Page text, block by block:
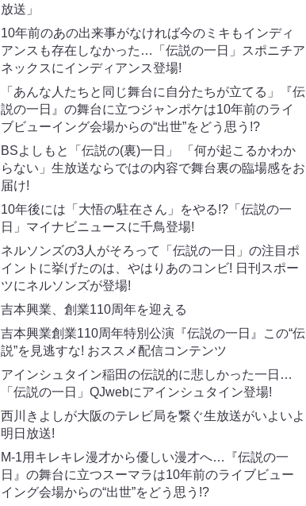
放送」
10年前のあの出来事がなければ今のミキもインディ
アンスも存在しなかった…「伝説の一日」スポニチア
ネックスにインディアンス登場!
「あんな人たちと同じ舞台に自分たちが立てる」『伝
説の一日』の舞台に立つジャンポケは10年前のライ
ブビューイング会場からの“出世”をどう思う!?
BSよしもと「伝説の(裏)一日」 「何が起こるかわか
らない」生放送ならではの内容で舞台裏の臨場感をお
届け!
10年後には「大悟の駐在さん」をやる!?「伝説の一
日」マイナビニュースに千鳥登場!
ネルソンズの3人がそろって「伝説の一日」の注目ポ
イントに挙げたのは、やはりあのコンビ! 日刊スポー
ツにネルソンズが登場!
吉本興業、創業110周年を迎える
吉本興業創業110周年特別公演『伝説の一日』この“伝
説”を見逃すな! おススメ配信コンテンツ
アインシュタイン稲田の伝説的に悲しかった一日…
「伝説の一日」QJwebにアインシュタイン登場!
西川きよしが大阪のテレビ局を繋ぐ生放送がいよいよ
明日放送!
M-1用キレキレ漫才から優しい漫才へ…『伝説の一
日』の舞台に立つスーマラは10年前のライブビュー
イング会場からの“出世”をどう思う!?